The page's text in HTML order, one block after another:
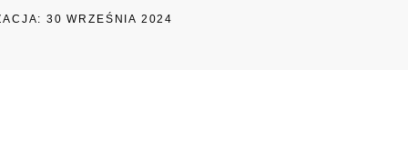
30 WRZEŚNIA 2024